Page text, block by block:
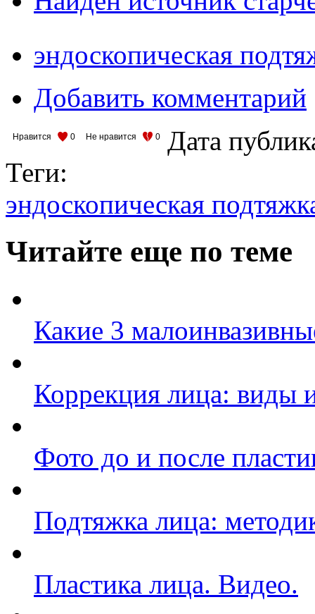
эндоскопическая
Добавить комментарий
Нравится 0 Не нравится 0
Дата
Теги:
эндоскопическая
Читайте еще по теме
Какие 3
Коррекция лица: виды
Фото до и после
Подтяжка лица:
Пластика лица. Видео.